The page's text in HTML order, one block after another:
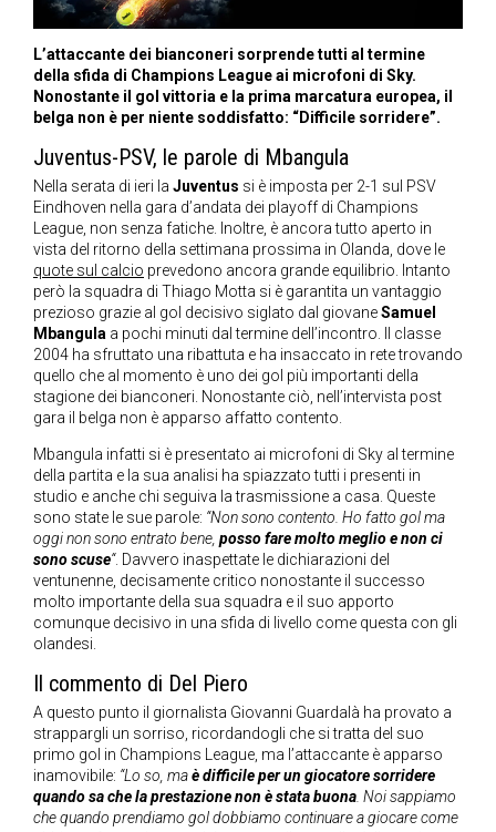
L’attaccante dei bianconeri sorprende tutti al termine
della sfida di Champions League ai microfoni di Sky.
Nonostante il gol vittoria e la prima marcatura europea, il
belga non è per niente soddisfatto: “Difficile sorridere”.
Juventus-PSV, le parole di Mbangula
Nella serata di ieri la Juventus si è imposta per 2-1 sul PSV
Eindhoven nella gara d’andata dei playoff di Champions
League, non senza fatiche. Inoltre, è ancora tutto aperto in
vista del ritorno della settimana prossima in Olanda, dove le
quote sul calcio prevedono ancora grande equilibrio. Intanto
però la squadra di Thiago Motta si è garantita un vantaggio
prezioso grazie al gol decisivo siglato dal giovaneSamuel
Mbangula a pochi minuti dal termine dell’incontro. Il classe
2004 ha sfruttato una ribattuta e ha insaccato in rete trovando
quello che al momento è uno dei gol più importanti della
stagione dei bianconeri. Nonostante ciò, nell’intervista post
gara il belga non è apparso affatto contento.
Mbangula infatti si è presentato ai microfoni di Sky al termine
della partita e la sua analisi ha spiazzato tutti i presenti in
studio e anche chi seguiva la trasmissione a casa. Queste
sono state le sue parole: “Non sono contento. Ho fatto gol ma
oggi non sono entrato bene, posso fare molto meglio e non ci
sono scuse“. Davvero inaspettate le dichiarazioni del
ventunenne, decisamente critico nonostante il successo
molto importante della sua squadra e il suo apporto
comunque decisivo in una sfida di livello come questa con gli
olandesi.
Il commento di Del Piero
A questo punto il giornalista Giovanni Guardalà ha provato a
strappargli un sorriso, ricordandogli che si tratta del suo
primo gol in Champions League, ma l’attaccante è apparso
inamovibile: “Lo so, maè difficile per un giocatore sorridere
quando sa che la prestazione non è stata buona. Noi sappiamo
che quando prendiamo gol dobbiamo continuare a giocare come